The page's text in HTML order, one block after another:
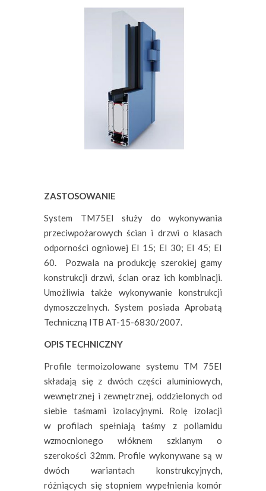
ZASTOSOWANIE
System TM75EI służy do wykonywania
przeciwpożarowych ścian i drzwi o klasach
odporności ogniowej EI 15; EI 30; EI 45; EI
60. Pozwala na produkcję szerokiej gamy
konstrukcji drzwi, ścian oraz ich kombinacji.
Umożliwia także wykonywanie konstrukcji
dymoszczelnych. System posiada Aprobatą
Techniczną ITB AT-15-6830/2007.
OPIS TECHNICZNY
Profile termoizolowane systemu TM 75EI
składają się z dwóch części aluminiowych,
wewnętrznej i zewnętrznej, oddzielonych od
siebie taśmami izolacyjnymi. Rolę izolacji
w profilach spełniają taśmy z poliamidu
wzmocnionego włóknem szklanym o
szerokości 32mm. Profile wykonywane są w
dwóch wariantach konstrukcyjnych,
różniących się stopniem wypełnienia komór